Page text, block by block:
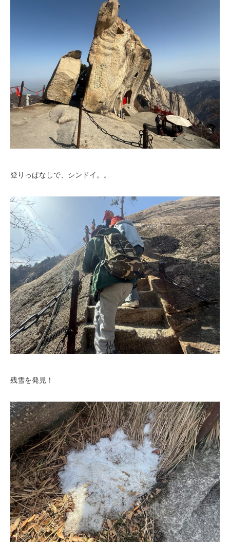
登りっぱなしで、シンドイ。。
残雪を発見！